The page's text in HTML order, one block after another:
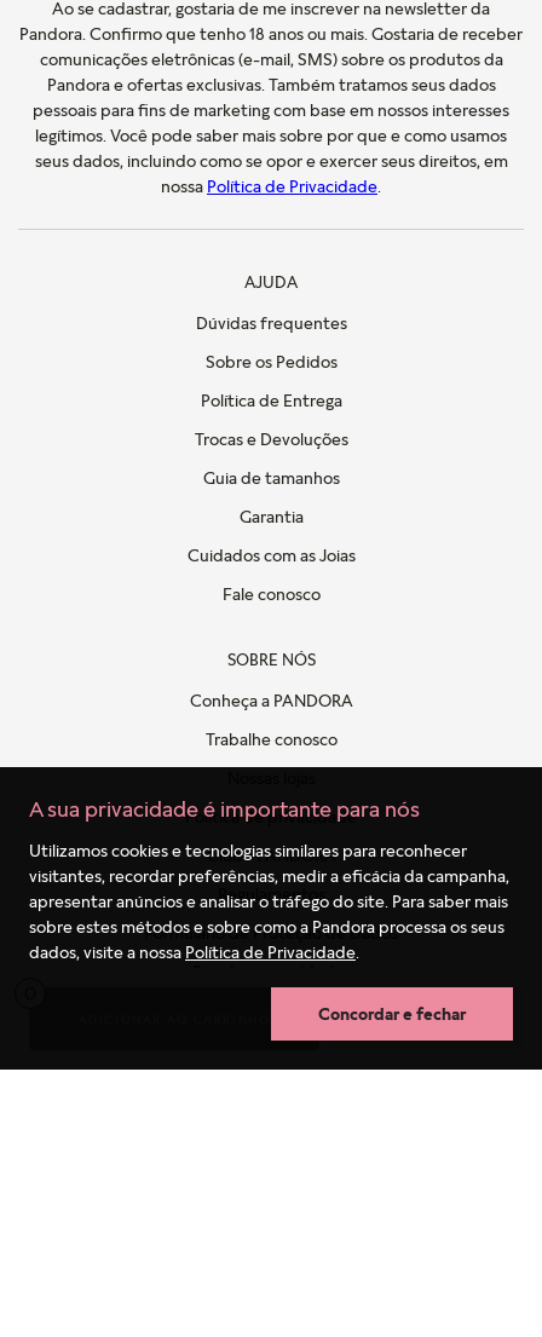
A sua privacidade é importante para nós
Utilizamos cookies e tecnologias similares para reconhecer
visitantes, recordar preferências, medir a eficácia da campanha,
apresentar anúncios e analisar o tráfego do site. Para saber mais
sobre estes métodos e sobre como a Pandora processa os seus
dados, visite a nossa Política de Privacidade
Concordar e fechar